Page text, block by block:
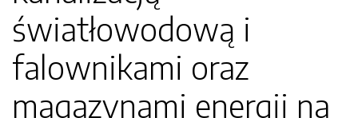
światłowodową i
falownikami oraz
magazynami energii na